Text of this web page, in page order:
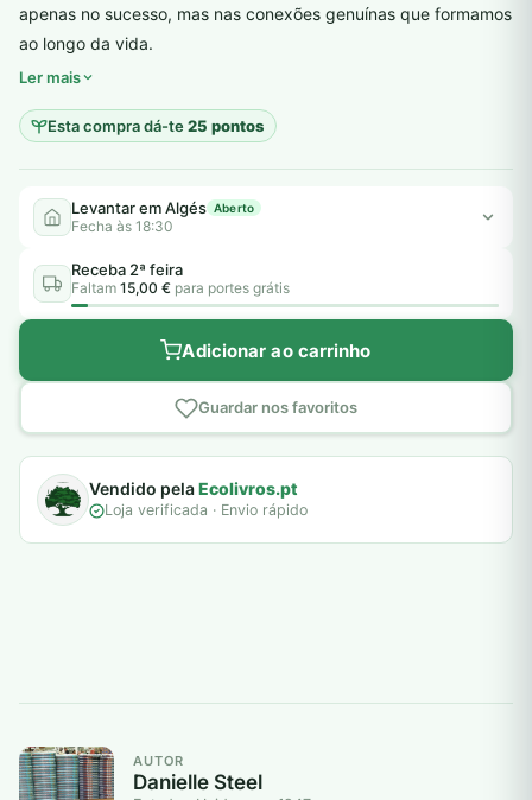
apenas no sucesso, mas nas conexões genuínas que formamos
ao longo da vida.
Ler mais
Esta compra dá-te25 pontos
Levantar em Algés Aberto
Fecha às 18:30
Receba 2ª feira
Faltam 15,00 € para portes grátis
Adicionar ao carrinho
Guardar nos favoritos
Vendido pelaEcolivros.pt
Loja verificada · Envio rápido
AUTOR
Danielle Steel